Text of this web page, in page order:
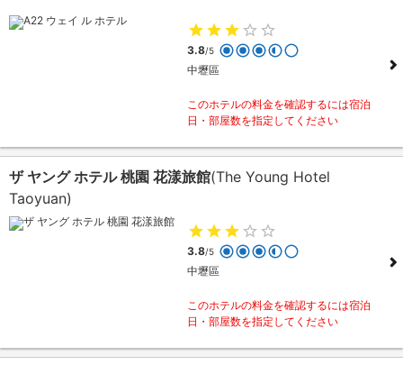
3.8/5
中壢區
このホテルの料金を確認するには宿泊
日・部屋数を指定してください
ザ ヤング ホテル 桃園 花漾旅館(The Young Hotel
Taoyuan)
3.8/5
中壢區
このホテルの料金を確認するには宿泊
日・部屋数を指定してください